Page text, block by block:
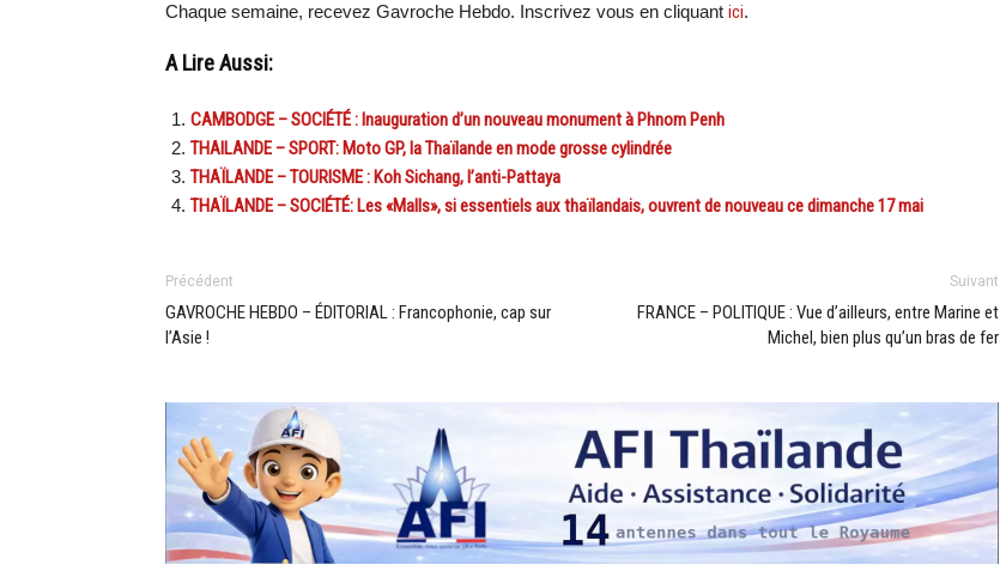
Chaque semaine, recevez Gavroche Hebdo. Inscrivez vous en cliquant ici.
A Lire Aussi:
CAMBODGE – SOCIÉTÉ : Inauguration d’un nouveau monument à Phnom Penh
THAILANDE – SPORT: Moto GP, la Thaïlande en mode grosse cylindrée
THAÏLANDE – TOURISME : Koh Sichang, l’anti-Pattaya
THAÏLANDE – SOCIÉTÉ: Les «Malls», si essentiels aux thaïlandais, ouvrent de nouveau ce dimanche 17 mai
Précédent
GAVROCHE HEBDO – ÉDITORIAL : Francophonie, cap sur
l’Asie !
Suivant
FRANCE – POLITIQUE : Vue d’ailleurs, entre Marine et
Michel, bien plus qu’un bras de fer